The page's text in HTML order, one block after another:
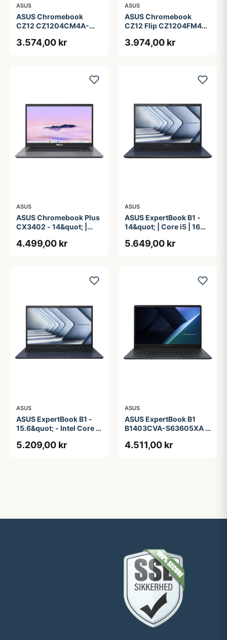
ASUS
ASUS Chromebook
CZ12 CZ1204CM4A-
MediaTek Kompanio 540
3.574,00 kr
ASUS
ASUS Chromebook
CZ12 Flip CZ1204FM4A-
MediaTek Kompanio 540
3.974,00 kr
ASUS
ASUS Chromebook Plus
CX3402 - 14&quot; |
4.499,00 kr
ASUS
ASUS ExpertBook B1 -
14&quot; | Core i5 | 16GB
5.649,00 kr
ASUS
ASUS ExpertBook B1 -
15.6&quot; - Intel Core i5
256 GB SSD
5.209,00 kr
ASUS
ASUS ExpertBook B1
B1403CVA-S63605XA -
i3-1315U - 8 GB RAM -
4.511,00 kr